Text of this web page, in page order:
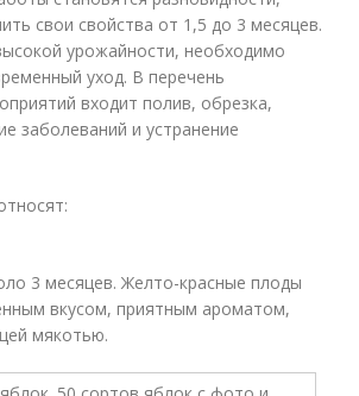
свои свойства от 1,5 до 3 месяцев.
урожайности, необходимо
уход. В перечень
входит полив, обрезка,
заболеваний и устранение
3 месяцев. Желто-красные плоды
вкусом, приятным ароматом,
мякотью.